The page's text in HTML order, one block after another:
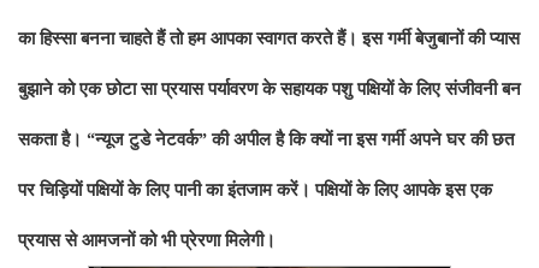
का हिस्सा बनना चाहते हैं तो हम आपका स्वागत करते हैं। इस गर्मी बेजुबानों की प्यास
बुझाने को एक छोटा सा प्रयास पर्यावरण के सहायक पशु पक्षियों के लिए संजीवनी बन
सकता है। “न्यूज टुडे नेटवर्क” की अपील है कि क्यों ना इस गर्मी अपने घर की छत
पर चिड़ियों पक्षियों के लिए पानी का इंतजाम करें। पक्षियों के लिए आपके इस एक
प्रयास से आमजनों को भी प्रेरणा मिलेगी।